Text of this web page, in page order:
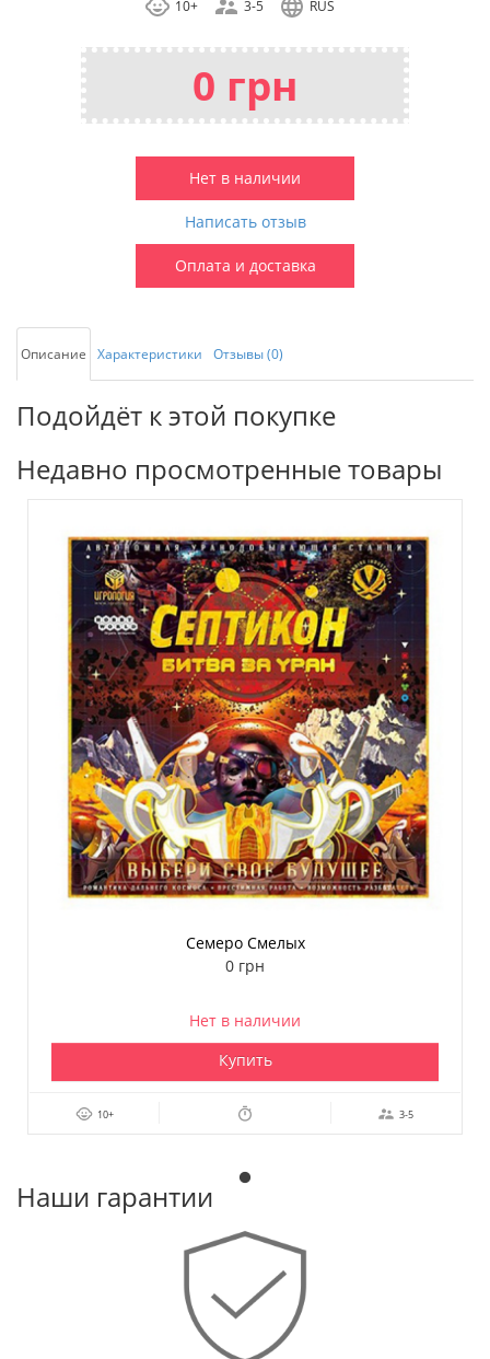
10+ 3-5 RUS
0 грн
Нет в наличии
Написать отзыв
Оплата и доставка
Описание Характеристики Отзывы (0)
Подойдёт к этой покупке
Недавно просмотренные товары
Семеро Смелых
0 грн
Нет в наличии
Купить
10+ 3-5
Наши гарантии